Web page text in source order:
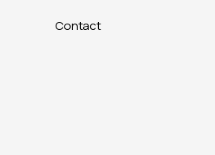
Contact